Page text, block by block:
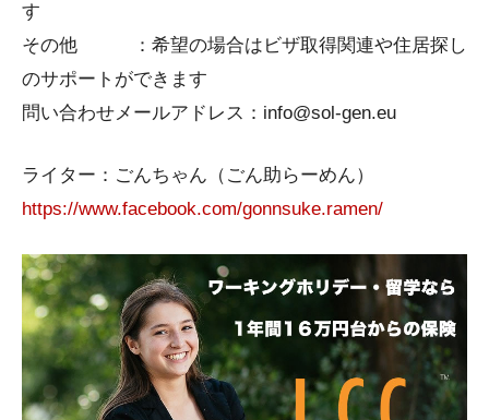
す
その他 ：希望の場合はビザ取得関連や住居探し
のサポートができます
問い合わせメールアドレス：info@sol-gen.eu
ライター：ごんちゃん（ごん助らーめん）
https://www.facebook.com/gonnsuke.ramen/